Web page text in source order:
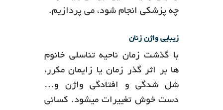
چه پزشکی انجام شود، می پردازیم.
زیبایی واژن زنان
با گذشت زمان ناحیه تناسلی خانوم
ها بر اثر گذر زمان یا زایمان مکرر،
شل شدگی و افتادگی واژن و…
دست خوش تغییرات میشود. کسانی